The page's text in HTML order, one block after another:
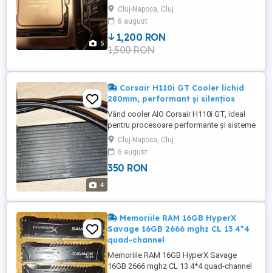
5
16GB RAM DDR4 HyperX Savage
3000MHz, ideal pentru gaming și utilizare
intensă. Placă de bază: ASUS Z170 Deluxe
(chipset Z170) Procesor: Intel Core i7
6700K (4 nuclee 8 thread-uri, frecvență
Cluj-Napoca, Cluj
6 august
1,200 RON
1,500 RON
4
Corsair H110i GT Cooler lichid
280mm, performant și silențios
Vând cooler AIO Corsair H110i GT, ideal
pentru procesoare performante și sisteme
de gaming. Radiator: 280mm (2x140mm)
Tip: răcire cu lichid (AIO) Ventilatoare
incluse Corsair Software Corsair Link
pentru control turații și temperaturi
Cluj-Napoca, Cluj
6 august
350 RON
Memoriile RAM 16GB HyperX
Savage 16GB 2666 mghz CL 13 4*4
quad-channel
Memoriile RAM 16GB HyperX Savage
16GB 2666 mghz CL 13 4*4 quad-channel